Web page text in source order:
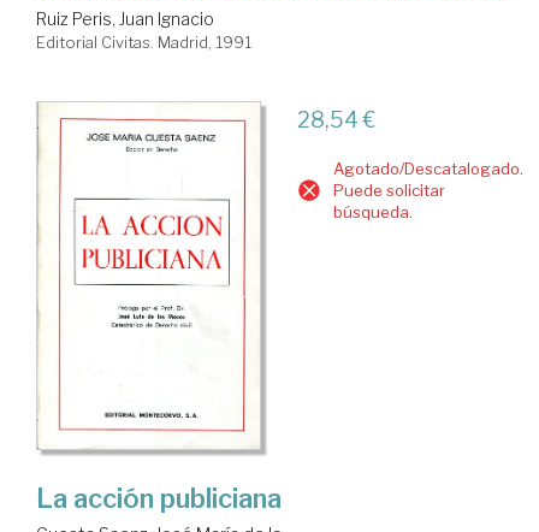
Ruiz Peris, Juan Ignacio
Editorial Civitas. Madrid, 1991
28,54 €
Agotado/Descatalogado.
Puede solicitar
búsqueda.
La acción publiciana